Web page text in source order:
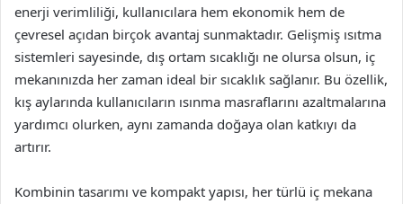
enerji verimliliği, kullanıcılara hem ekonomik hem de
çevresel açıdan birçok avantaj sunmaktadır. Gelişmiş ısıtma
sistemleri sayesinde, dış ortam sıcaklığı ne olursa olsun, iç
mekanınızda her zaman ideal bir sıcaklık sağlanır. Bu özellik,
kış aylarında kullanıcıların ısınma masraflarını azaltmalarına
yardımcı olurken, aynı zamanda doğaya olan katkıyı da
artırır.
Kombinin tasarımı ve kompakt yapısı, her türlü iç mekana